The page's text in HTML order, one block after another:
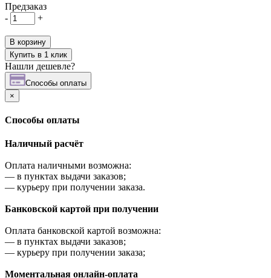
Предзаказ
-
+
В корзину
Купить в 1 клик
Нашли дешевле?
Cпособы оплаты
×
Cпособы оплаты
Наличный расчёт
Оплата наличными возможна:
— в пунктах выдачи заказов;
— курьеру при получении заказа.
Банковской картой при получении
Оплата банковской картой возможна:
— в пунктах выдачи заказов;
— курьеру при получении заказа;
Моментальная онлайн-оплата